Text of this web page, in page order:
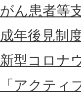
がん患者等
成年後見制
新型コロナ
「アクティ